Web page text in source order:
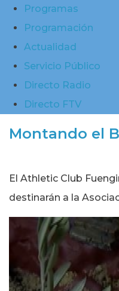
Programas
Programación
Actualidad
Servicio Público
Directo Radio
Directo FTV
Montando el
El Athletic Club
destinarán a la